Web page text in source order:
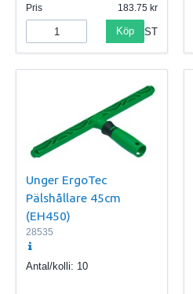
Pris
183.75
Köp ST
Unger ErgoTec
Pälshållare 45cm
(EH450)
28535
Antal/kolli: 10